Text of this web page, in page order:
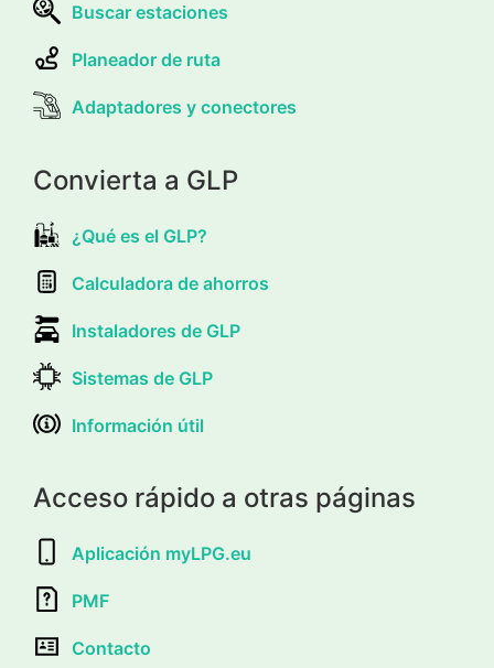
Buscar estaciones
Planeador de ruta
Adaptadores y conectores
Convierta a GLP
¿Qué es el GLP?
Calculadora de ahorros
Instaladores de GLP
Sistemas de GLP
Información útil
Acceso rápido a otras páginas
Aplicación myLPG.eu
PMF
Contacto